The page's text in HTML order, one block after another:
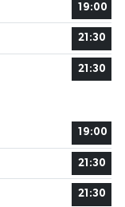
19:00
21:30
21:30
19:00
21:30
21:30